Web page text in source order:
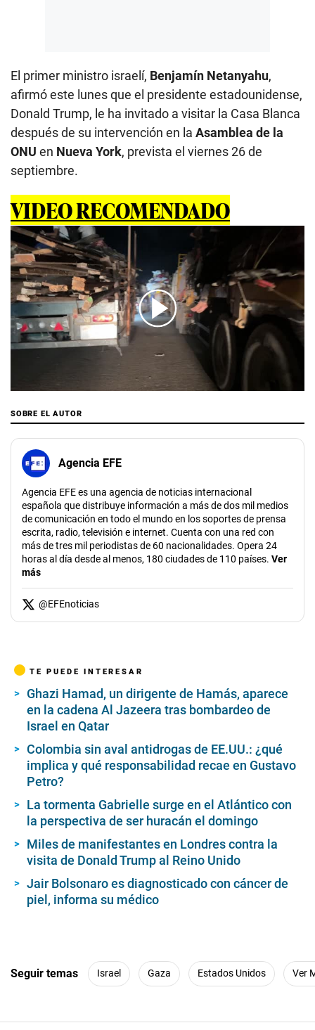
El primer ministro israelí, Benjamín Netanyahu,
afirmó este lunes que el presidente estadounidense,
Donald Trump, le ha invitado a visitar la Casa Blanca
después de su intervención en la Asamblea de la
ONU en Nueva York, prevista el viernes 26 de
septiembre.
VIDEO RECOMENDADO
SOBRE EL AUTOR
Agencia EFE
Agencia EFE es una agencia de noticias internacional
española que distribuye información a más de dos mil medios
de comunicación en todo el mundo en los soportes de prensa
escrita, radio, televisión e internet. Cuenta con una red con
más de tres mil periodistas de 60 nacionalidades. Opera 24
horas al día desde al menos, 180 ciudades de 110 países. Ver
más
@EFEnoticias
TE PUEDE INTERESAR
Ghazi Hamad, un dirigente de Hamás, aparece
en la cadena Al Jazeera tras bombardeo de
Israel en Qatar
Colombia sin aval antidrogas de EE.UU.: ¿qué
implica y qué responsabilidad recae en Gustavo
Petro?
La tormenta Gabrielle surge en el Atlántico con
la perspectiva de ser huracán el domingo
Miles de manifestantes en Londres contra la
visita de Donald Trump al Reino Unido
Jair Bolsonaro es diagnosticado con cáncer de
piel, informa su médico
Seguir temas Israel Gaza Estados Unidos Ver